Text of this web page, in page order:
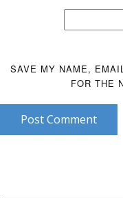
SAVE MY NAME,
FOR THE
Post Comment